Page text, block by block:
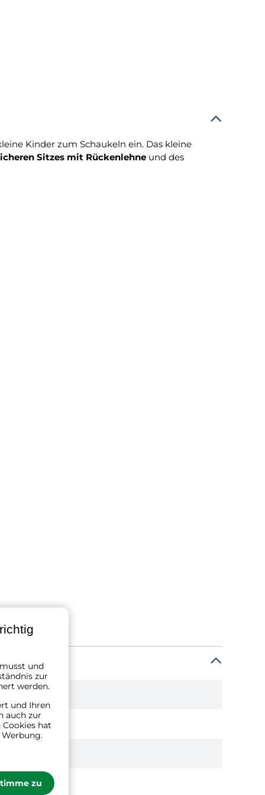
Kinder zum Schaukeln ein. Das kleine
Sitzes mit Rückenlehne und des
und
zur
werden.
und Ihren
auch zur
hat
zu